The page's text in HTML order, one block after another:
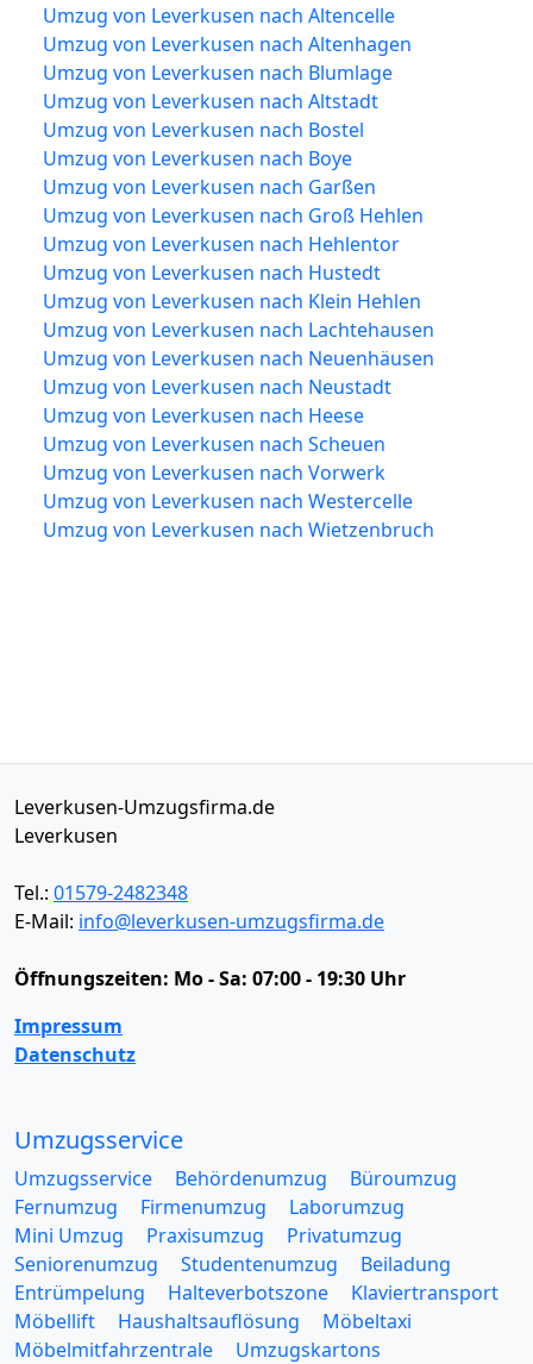
Umzug von Leverkusen nach Altencelle
Umzug von Leverkusen nach Altenhagen
Umzug von Leverkusen nach Blumlage
Umzug von Leverkusen nach Altstadt
Umzug von Leverkusen nach Bostel
Umzug von Leverkusen nach Boye
Umzug von Leverkusen nach Garßen
Umzug von Leverkusen nach Groß Hehlen
Umzug von Leverkusen nach Hehlentor
Umzug von Leverkusen nach Hustedt
Umzug von Leverkusen nach Klein Hehlen
Umzug von Leverkusen nach Lachtehausen
Umzug von Leverkusen nach Neuenhäusen
Umzug von Leverkusen nach Neustadt
Umzug von Leverkusen nach Heese
Umzug von Leverkusen nach Scheuen
Umzug von Leverkusen nach Vorwerk
Umzug von Leverkusen nach Westercelle
Umzug von Leverkusen nach Wietzenbruch
Leverkusen-Umzugsfirma.de
Leverkusen
Tel.: 01579-2482348
E-Mail: info@leverkusen-umzugsfirma.de
Öffnungszeiten: Mo - Sa: 07:00 - 19:30 Uhr
Impressum
Datenschutz
Umzugsservice
Umzugsservice Behördenumzug
Büroumzug
Fernumzug
Firmenumzug
Laborumzug
Mini Umzug
Praxisumzug
Privatumzug
Seniorenumzug
Studentenumzug
Beiladung
Entrümpelung
Halteverbotszone
Klaviertransport
Möbellift
Haushaltsauflösung
Möbeltaxi
Möbelmitfahrzentrale
Umzugskartons